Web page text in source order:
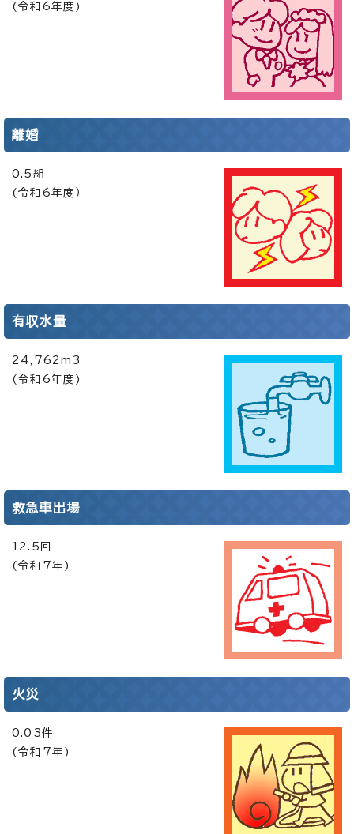
(令和6年度)
離婚
0.5組
(令和6年度）
有収水量
24,762m3
(令和6年度)
救急車出場
12.5回
(令和7年)
火災
0.03件
(令和7年)